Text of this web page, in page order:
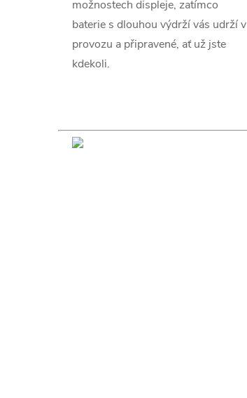
možnostech displeje, zatímco
baterie s dlouhou výdrží vás udrží v
provozu a připravené, ať už jste
kdekoli.